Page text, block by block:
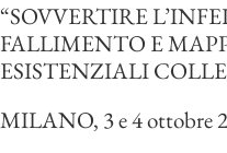
“SOVVERTIRE
FALLIMENTO E
ESISTENZIALI
MILANO, 3 e 4 ottobre